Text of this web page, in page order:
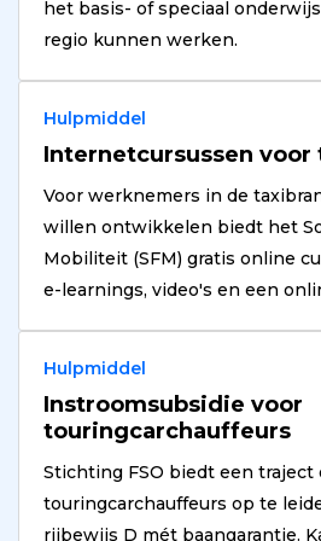
het basis- of speciaal
regio kunnen werken.
Hulpmiddel
Internetcursussen
Voor werknemers in de
willen ontwikkelen biedt het
Mobiliteit (SFM) gratis online
e-learnings, video's en een
Hulpmiddel
Instroomsubsidie voor
touringcarchauffeurs
Stichting FSO biedt een
touringcarchauffeurs op te
rijbewijs D mét baangarantie.